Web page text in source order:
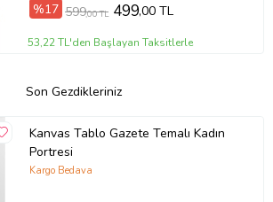
%17 599,00 TL 499,00 TL
53,22 TL'den Başlayan Taksitlerle
Son Gezdikleriniz
Kanvas Tablo Gazete Temalı Kadın
Portresi
Kargo Bedava